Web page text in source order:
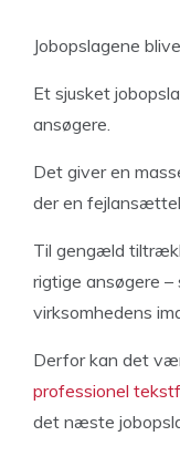
Jobopslagene
Et sjusket
ansøgere.
Det giver en
der en
Til gengæld
rigtige ansøgere
virksomhedens
Derfor kan det
professionel
det næste